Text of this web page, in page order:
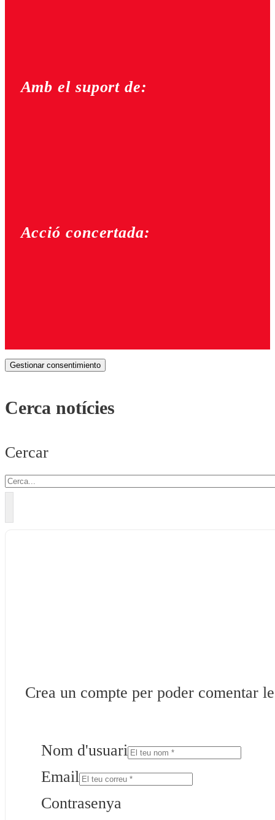
Amb el suport de:
Acció concertada:
Gestionar consentimiento
Cerca notícies
Cercar
Crea un compte per poder comentar
Nom d'usuari
Email
Contrasenya